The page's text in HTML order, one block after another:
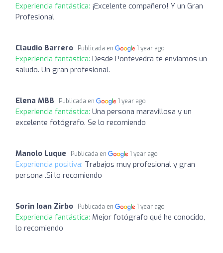
Experiencia fantástica: ¡Excelente compañero! Y un Gran
Profesional
Claudio Barrero Publicada en 1 year ago
Experiencia fantástica: Desde Pontevedra te enviamos un
saludo. Un gran profesional.
Elena MBB Publicada en 1 year ago
Experiencia fantástica: Una persona maravillosa y un
excelente fotógrafo. Se lo recomiendo
Manolo Luque Publicada en 1 year ago
Experiencia positiva: Trabajos muy profesional y gran
persona .Si lo recomiendo
Sorin Ioan Zirbo Publicada en 1 year ago
Experiencia fantástica: Mejor fotógrafo qué he conocido,
lo recomiendo